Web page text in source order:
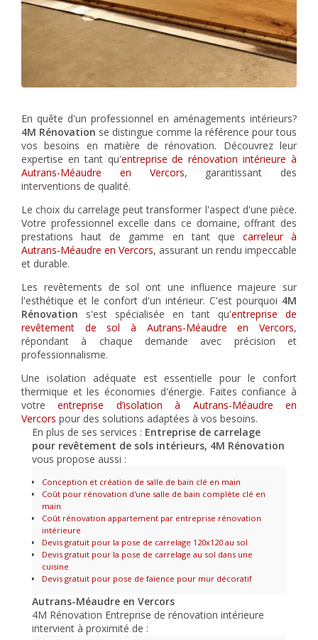
En quête d'un professionnel en aménagements intérieurs?
4M Rénovation se distingue comme la référence pour tous
vos besoins en matière de rénovation. Découvrez leur
expertise en tant qu'entreprise de rénovation intérieure à
Autrans-Méaudre en Vercors, garantissant des
interventions de qualité.
Le choix du carrelage peut transformer l'aspect d'une pièce.
Votre professionnel excelle dans ce domaine, offrant des
prestations haut de gamme en tant que carreleur à
Autrans-Méaudre en Vercors, assurant un rendu impeccable
et durable.
Les revêtements de sol ont une influence majeure sur
l'esthétique et le confort d'un intérieur. C'est pourquoi 4M
Rénovation s'est spécialisée en tant qu'entreprise de
revêtement de sol à Autrans-Méaudre en Vercors,
répondant à chaque demande avec précision et
professionnalisme.
Une isolation adéquate est essentielle pour le confort
thermique et les économies d'énergie. Faites confiance à
votreentreprise d’isolation à Autrans-Méaudre en
Vercors pour des solutions adaptées à vos besoins.
En plus de ses services : Entreprise de carrelage
pour revêtement de sols intérieurs, 4M Rénovation
vous propose aussi :
Conception et création de salle de bain clé en main
Coût pour rénovation d'une salle de bain complète clé en
main
Coût rénovation appartement par entreprise rénovation
intérieure
Devis gratuit pour la pose de carrelage 120x120 au sol
Devis gratuit pour la pose de carrelage au sol dans une
cuisine
Devis gratuit pour pose de faïence pour mur décoratif
Autrans-Méaudre en Vercors
4M Rénovation Entreprise de rénovation intérieure
intervient à proximité de :